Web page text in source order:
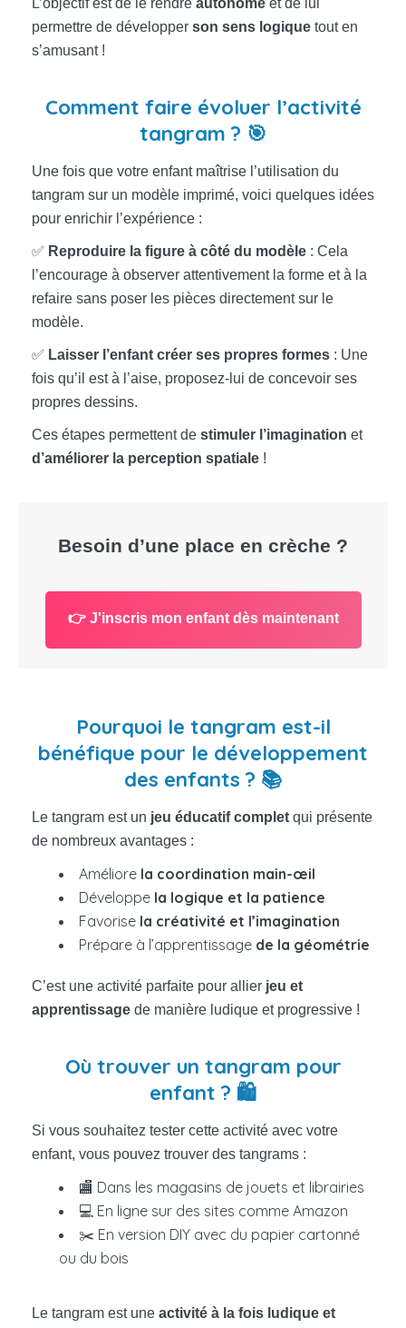
L’objectif est de le rendre autonome et de lui
permettre de développer son sens logique tout en
s’amusant !
Comment faire évoluer l’activité
tangram ? 🎯
Une fois que votre enfant maîtrise l’utilisation du
tangram sur un modèle imprimé, voici quelques idées
pour enrichir l’expérience :
✅ Reproduire la figure à côté du modèle : Cela
l’encourage à observer attentivement la forme et à la
refaire sans poser les pièces directement sur le
modèle.
✅ Laisser l’enfant créer ses propres formes : Une
fois qu’il est à l’aise, proposez-lui de concevoir ses
propres dessins.
Ces étapes permettent de stimuler l’imagination et
d’améliorer la perception spatiale !
Besoin d’une place en crèche ?
👉 J'inscris mon enfant dès maintenant
Pourquoi le tangram est-il
bénéfique pour le développement
des enfants ? 📚
Le tangram est un jeu éducatif complet qui présente
de nombreux avantages :
Améliore la coordination main-œil
Développe la logique et la patience
Favorise la créativité et l’imagination
Prépare à l’apprentissage de la géométrie
C’est une activité parfaite pour allier jeu et
apprentissage de manière ludique et progressive !
Où trouver un tangram pour
enfant ? 🛍️
Si vous souhaitez tester cette activité avec votre
enfant, vous pouvez trouver des tangrams :
🏬 Dans les magasins de jouets et librairies
💻 En ligne sur des sites comme Amazon
✂️ En version DIY avec du papier cartonné
ou du bois
Le tangram est une activité à la fois ludique et